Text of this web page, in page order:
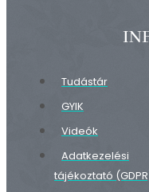
Tudástár
GYIK
Videók
Adatkezelési
tájékoztató